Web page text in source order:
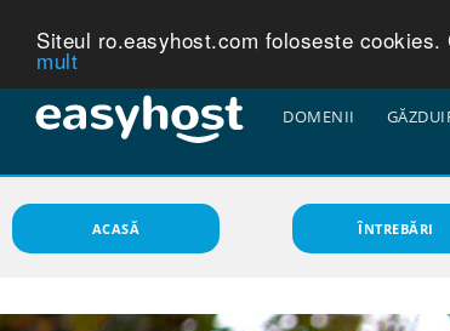
Siteul ro.easyhost.com foloseste
mult
DOMENII
ACASĂ ÎNTREBĂRI